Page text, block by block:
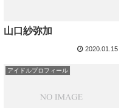
山口紗弥加
2020.01.15
アイドルプロフィール